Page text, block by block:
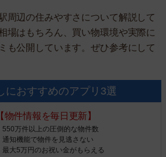
周辺の住みやすさについて解説して
場はもちろん、買い物環境や実際に
も公開しています。ぜひ参考にして
におすすめのアプリ3選
【物件情報を毎日更新】
550万件以上の圧倒的な物件数
通知機能で物件を見逃さない
最大5万円のお祝い金がもらえる